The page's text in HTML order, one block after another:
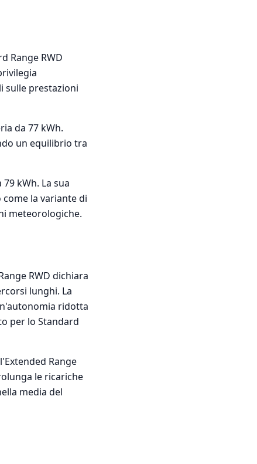
Range RWD
sulle prestazioni
da 77 kWh.
un equilibrio tra
kWh. La sua
la variante di
meteorologiche.
RWD dichiara
lunghi. La
ridotta
per lo Standard
Range
le ricariche
media del